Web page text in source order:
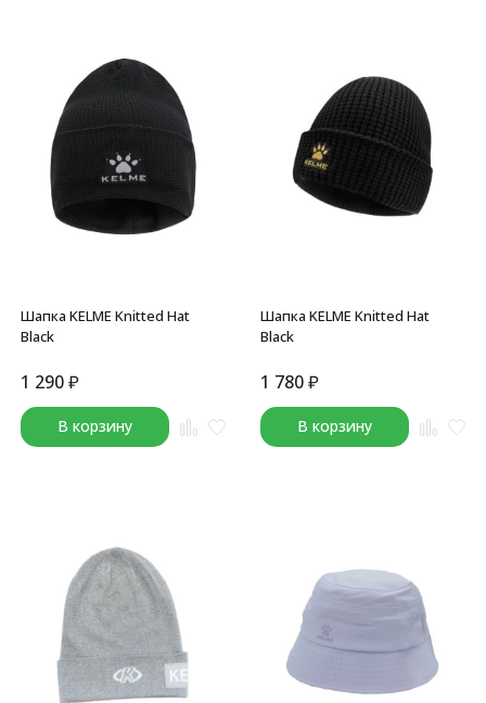
Шапка KELME Knitted Hat
Black
1 290₽
В корзину
Шапка KELME Knitted Hat
Black
1 780₽
В корзину